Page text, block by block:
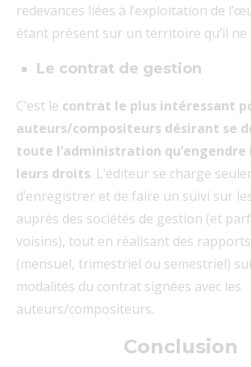
redevances liées à l’exploitation de
étant présent sur un territoire qu’il ne
Le contrat de gestion
C’est le contrat le plus intéressant
auteurs/compositeurs désirant se
toute l’administration
leurs droits. L’éditeur se charge
d’enregistrer et de faire un suivi sur
auprès des sociétés de gestion (et
voisins), tout en réalisant des
(mensuel, trimestriel ou semestriel)
modalités du contrat signées avec les
auteurs/compositeurs.
Conclusion